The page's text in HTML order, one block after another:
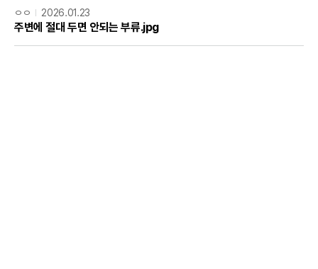
ㅇㅇ 2026.01.23
주변에 절대 두면 안되는 부류.jpg